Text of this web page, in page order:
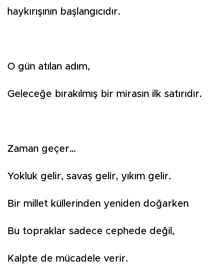
haykırışının başlangıcıdır.
O gün atılan adım,
Geleceğe bırakılmış bir mirasın ilk satırıdır.
Zaman geçer…
Yokluk gelir, savaş gelir, yıkım gelir.
Bir millet küllerinden yeniden doğarken
Bu topraklar sadece cephede değil,
Kalpte de mücadele verir.